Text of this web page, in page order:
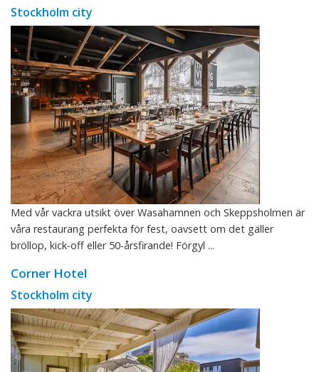
Stockholm city
Med vår vackra utsikt över Wasahamnen och Skeppsholmen är
våra restaurang perfekta för fest, oavsett om det gäller
bröllop, kick-off eller 50-årsfirande! Förgyl ...
Corner Hotel
Stockholm city